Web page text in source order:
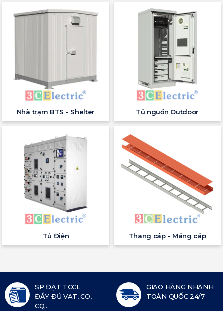
Nhà trạm BTS - Shelter Tủ nguồn Outdoor
Tủ Điện Thang cáp - Máng cáp
SP ĐẠT TCCL
ĐẦY ĐỦ VAT, CO,
CQ...
GIAO HÀNG NHANH
TOÀN QUỐC 24/7